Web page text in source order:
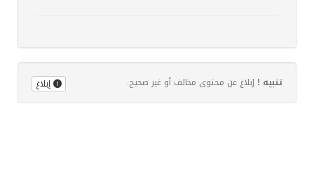
تنبيه ! إبلاغ عن محتوى مخالف أو غير صحيح. إبلاغ